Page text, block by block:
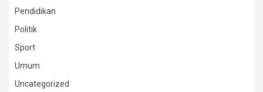
Pendidikan
Politik
Sport
Umum
Uncategorized